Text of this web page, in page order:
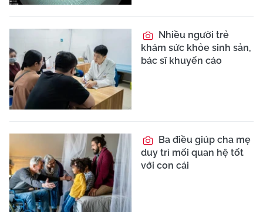
Nhiều người trẻ
khám sức khỏe sinh sản,
bác sĩ khuyến cáo
Ba điều giúp cha mẹ
duy trì mối quan hệ tốt
với con cái